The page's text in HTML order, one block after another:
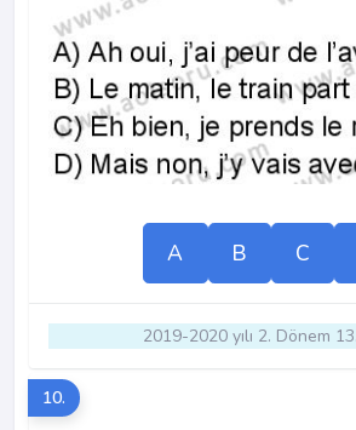
A B C
2019-2020 yılı 2. Dönem
10.